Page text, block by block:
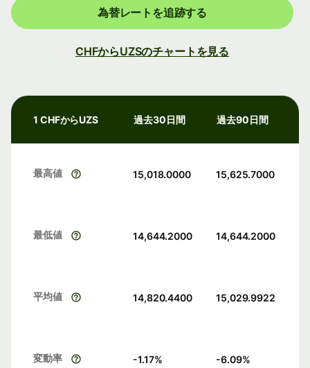
為替レートを追跡する
CHFからUZSのチャートを見る
1 CHFからUZS 過去30日間 過去90日間
最高値 15,018.0000 15,625.7000
最低値 14,644.2000 14,644.2000
平均値 14,820.4400 15,029.9922
変動率 -1.17% -6.09%